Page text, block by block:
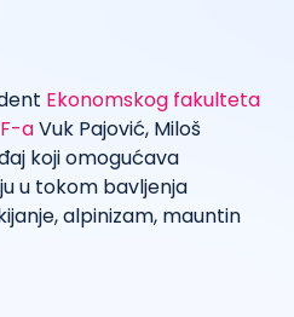
Ekonomskog fakulteta
aVuk Pajović, Miloš
koji omogućava
u tokom bavljenja
alpinizam, mauntin